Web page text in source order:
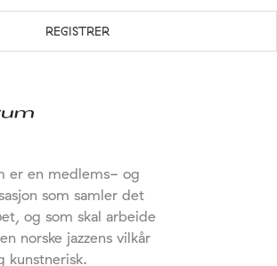
er en medlems- og
som samler det
og som skal arbeide
norske jazzens vilkår
kunstnerisk.